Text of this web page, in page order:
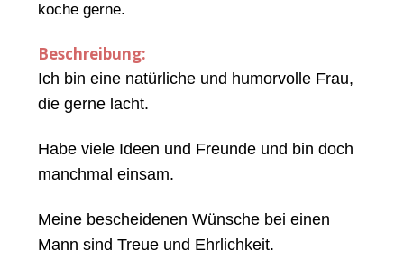
koche gerne.
Beschreibung:
Ich bin eine natürliche und humorvolle Frau,
die gerne lacht.
Habe viele Ideen und Freunde und bin doch
manchmal einsam.
Meine bescheidenen Wünsche bei einen
Mann sind Treue und Ehrlichkeit.